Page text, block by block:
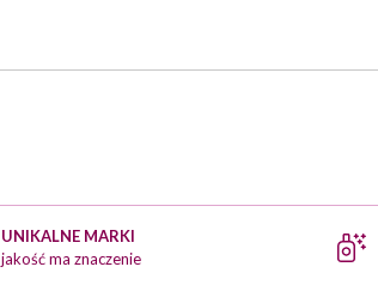
UNIKALNE MARKI
jakość ma znaczenie